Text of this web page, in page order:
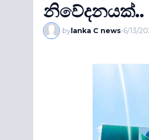
නිවේදනයක්..
bylanka C news-6/13/